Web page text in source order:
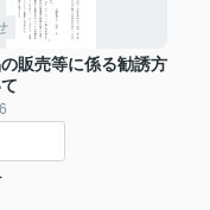
販売等に係る勧誘方